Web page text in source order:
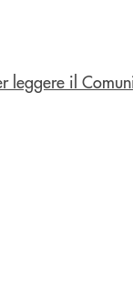
leggere il